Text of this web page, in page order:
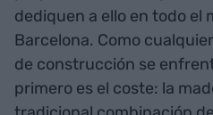
dediquen a ello en todo el
Barcelona. Como
de construcción se
primero es el coste: la